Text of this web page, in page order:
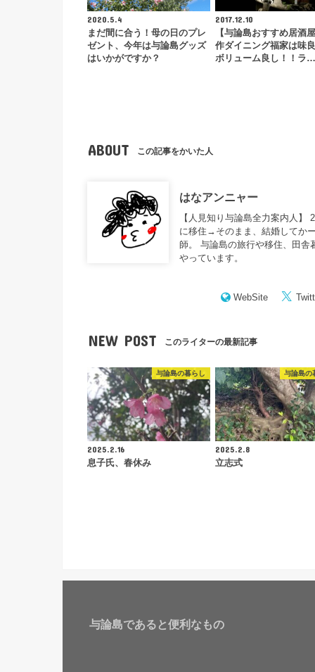
2020.5.4
まだ間に合う！母の日のプレ
ゼント、今年は与論島グッズ
はいかがですか？
2017.12.10
【与論島おすすめ居酒
作ダイニング福家は味
ボリューム良し！！ラ…
ABOUT この記事をかいた人
はなアンニャー
【人見知り与論島全力案内人
に移住→そのまま、結婚してか
師。 与論島の旅行や移住、田舎
やっています。
WebSite
NEW POST このライターの最新記事
与論島の暮らし
2025.2.16
息子氏、春休み
与論島の
2025.2.8
立志式
与論島であると便利なもの